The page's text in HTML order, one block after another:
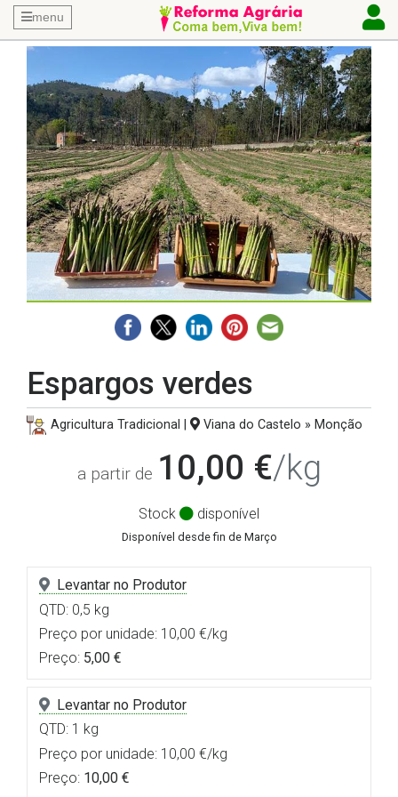
menu
Espargos verdes
Agricultura Tradicional | Viana do Castelo » Monção
a partir de 10,00 €/kg
Stock disponível
Disponível desde fin de Março
Levantar no Produtor
QTD: 0,5 kg
Preço por unidade: 10,00 €/kg
Preço: 5,00 €
Levantar no Produtor
QTD: 1 kg
Preço por unidade: 10,00 €/kg
Preço: 10,00 €